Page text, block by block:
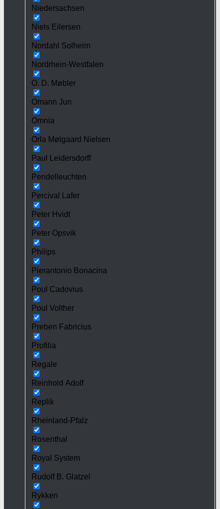
Niedersachsen
Niels Eilersen
Nordahl Solheim
Nordrhein-Westfalen
O. D. Møbler
Omann Jun
Omnia
Orla Mølgaard Nielsen
Paul Leidersdorff
Pendelleuchten
Percival Lafer
Peter Hvidt
Peter Opsvik
Philips
Pierantonio Bonacina
Poul Cadovius
Poul Volther
Preben Fabricius
Profilia
Regale
Reinhold Adolf
Replik
Rheinland-Pfalz
Rosenthal
Royal System
Rudolf B. Glatzel
Rykken